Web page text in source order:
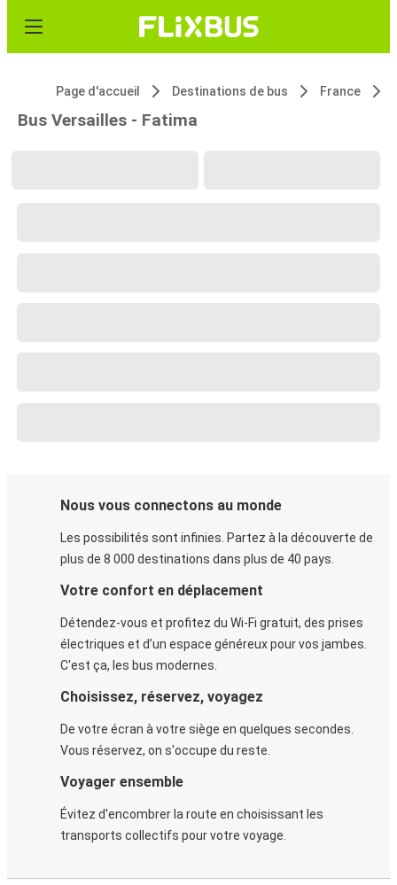
Page d'accueil Destinations de bus France
Bus Versailles - Fatima
Nous vous connectons au monde
Les possibilités sont infinies. Partez à la découverte de
plus de 8 000 destinations dans plus de 40 pays.
Votre confort en déplacement
Détendez-vous et profitez du Wi-Fi gratuit, des prises
électriques et d’un espace généreux pour vos jambes.
C'est ça, les bus modernes.
Choisissez, réservez, voyagez
De votre écran à votre siège en quelques secondes.
Vous réservez, on s'occupe du reste.
Voyager ensemble
Évitez d'encombrer la route en choisissant les
transports collectifs pour votre voyage.